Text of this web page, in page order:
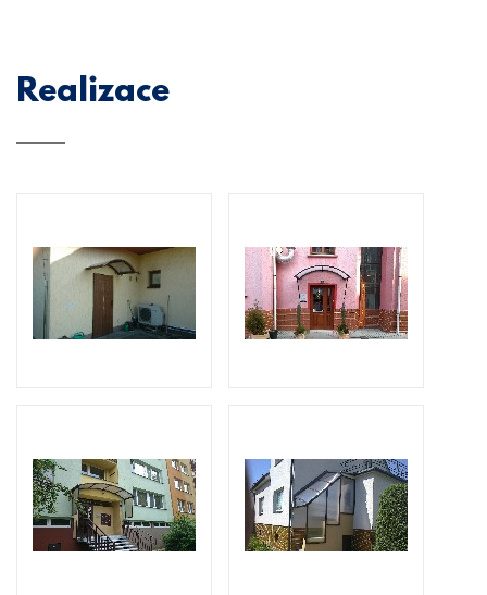
Realizace